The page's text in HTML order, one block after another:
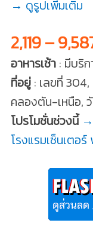
→ ดูรูปเพิ่มเติม
2,119 –
อาหารเช้า: มีบริก
ที่อยู่: เลขที่
คลองตัน-เหนือ,
โปรโมชั่นช่วงนี้
โรงแรมเซ็นเตอ